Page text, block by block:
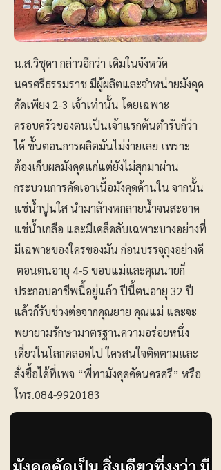
น.ส.วิชุดา กล่าวอีกว่า เดิมในจังหวัด
นครศรีธรรมราช มีผู้ผลิตและจำหน่ายมังคุด
คัดเพียง 2-3 เจ้าเท่านั้น โดยเฉพาะ
ครอบครัวของตนเป็นเจ้าแรกต้นตำรับก็ว่า
ได้ ขั้นตอนการผลิตมันไม่ง่ายเลย เพราะ
ต้องเก็บผลมังคุดแก่แต่ยังไม่สุกมาผ่าน
กระบวนการคัดเอาเนื้อมังคุดด้านใน จากนั้น
แช่น้ำปูนใส นำมาล้างหกลายน้ำจนสะอาด
แช่น้ำเกลือ และมีเคล็ดลับเฉพาะบางอย่างที่
มีเฉพาะของใครของมัน ก่อนบรรจุถุงอย่างดี
ตอนตนอายุ 4-5 ขอบแม่และคุณนายก็
ประกอบอาชีพนี้อยู่แล้ว ปีนี้ตนอายุ 32 ปี
แล้วก็รับช่วงต่อจากคุณยาย คุณแม่ และจะ
พยายามรักษามาตรฐานความอร่อยหนึ่ง
เดี่ยวในโลกตลอดไป ใครสนใจติดตามและ
สั่งซื้อได้ที่เพจ “พี่ทามังคุดคัดนครศรี” หรือ
โทร.084-9920183